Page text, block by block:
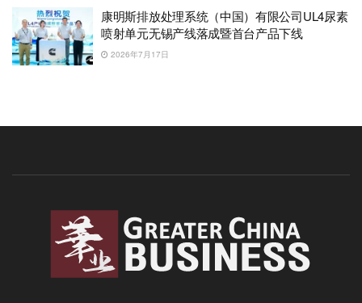
康明斯排放处理系统（中国）有限公司UL4尿素
喷射单元无锡产线落成暨首台产品下线
2026年7月17日